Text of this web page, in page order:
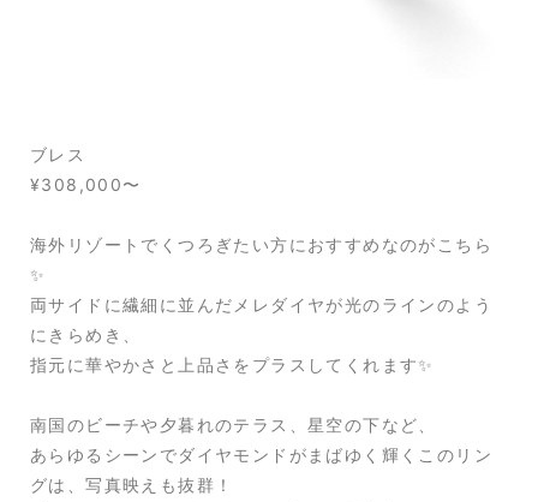
ブレス
¥308,000〜
海外リゾートでくつろぎたい方におすすめなのがこちら
✨
両サイドに繊細に並んだメレダイヤが光のラインのよう
にきらめき、
指元に華やかさと上品さをプラスしてくれます✨
南国のビーチや夕暮れのテラス、星空の下など、
あらゆるシーンでダイヤモンドがまばゆく輝くこのリン
グは、写真映えも抜群！